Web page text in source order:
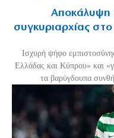
Αποκάλυψη
συγκυριαρχίας
Ισχυρή ψήφο
Ελλάδας και Κύπρου» και
τα βαρύγδουπα